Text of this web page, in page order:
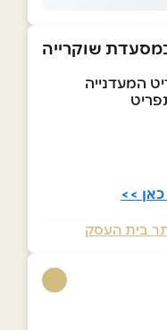
שוקרייה
>>
בית העסק